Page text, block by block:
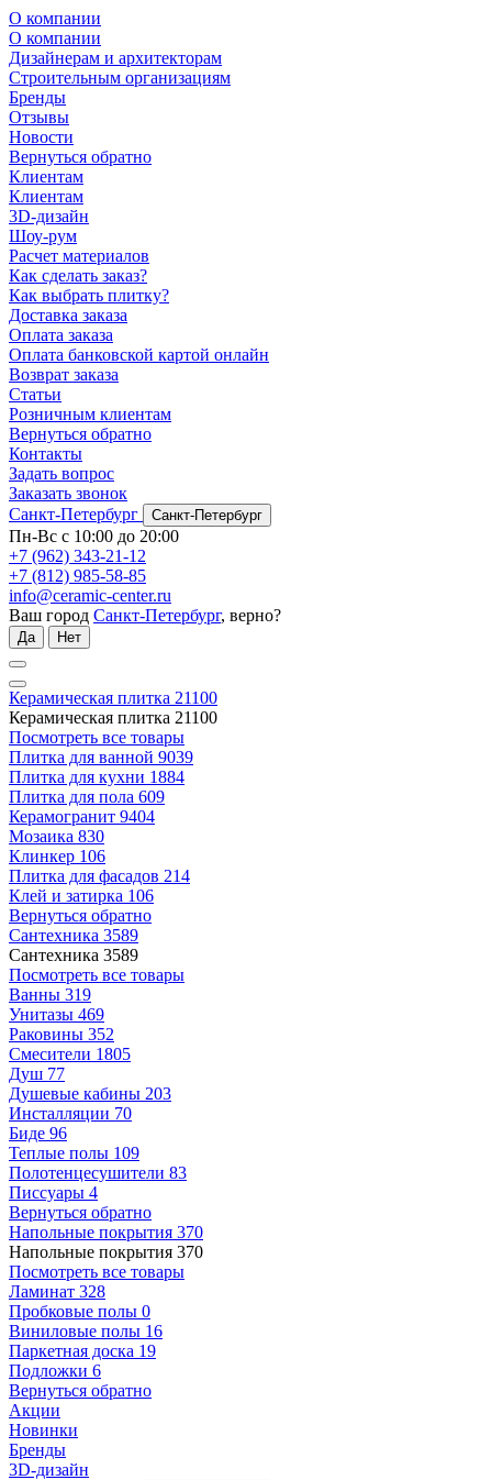
О компании
О компании
Дизайнерам и архитекторам
Строительным организациям
Бренды
Отзывы
Новости
Вернуться обратно
Клиентам
Клиентам
3D-дизайн
Шоу-рум
Расчет материалов
Как сделать заказ?
Как выбрать плитку?
Доставка заказа
Оплата заказа
Оплата банковской картой онлайн
Возврат заказа
Статьи
Розничным клиентам
Вернуться обратно
Контакты
Задать вопрос
Заказать звонок
Санкт-Петербург
Санкт-Петербург
Пн-Вс с 10:00 до 20:00
+7 (962) 343-21-12
+7 (812) 985-58-85
info@ceramic-center.ru
Ваш город Санкт-Петербург, верно?
Да Нет
Керамическая плитка 21100
Керамическая плитка 21100
Посмотреть все товары
Плитка для ванной 9039
Плитка для кухни 1884
Плитка для пола 609
Керамогранит 9404
Мозаика 830
Клинкер 106
Плитка для фасадов 214
Клей и затирка 106
Вернуться обратно
Сантехника 3589
Сантехника 3589
Посмотреть все товары
Ванны 319
Унитазы 469
Раковины 352
Смесители 1805
Душ 77
Душевые кабины 203
Инсталляции 70
Биде 96
Теплые полы 109
Полотенцесушители 83
Писсуары 4
Вернуться обратно
Напольные покрытия 370
Напольные покрытия 370
Посмотреть все товары
Ламинат 328
Пробковые полы 0
Виниловые полы 16
Паркетная доска 19
Подложки 6
Вернуться обратно
Акции
Новинки
Бренды
3D-дизайн